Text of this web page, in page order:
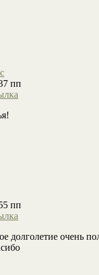
пп
пп
долголетие очень